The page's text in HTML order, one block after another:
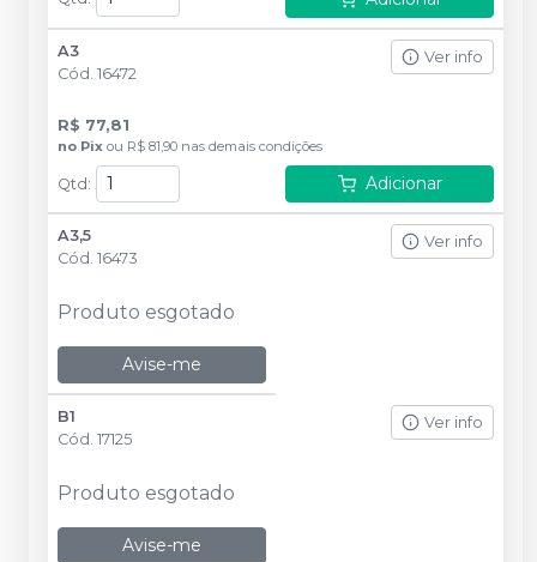
A3
Cód. 16472
Ver info
R$ 77,81
no Pix ou R$ 81,90 nas demais condições
Qtd: Adicionar
A3,5
Cód. 16473
Ver info
Produto esgotado
Avise-me
B1
Cód. 17125
Ver info
Produto esgotado
Avise-me